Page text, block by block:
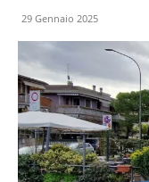
29 Gennaio 2025